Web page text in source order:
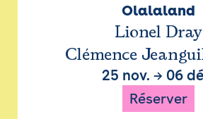
Olalaland
Lionel Dray
Clémence
25 nov. → 06
Réserver